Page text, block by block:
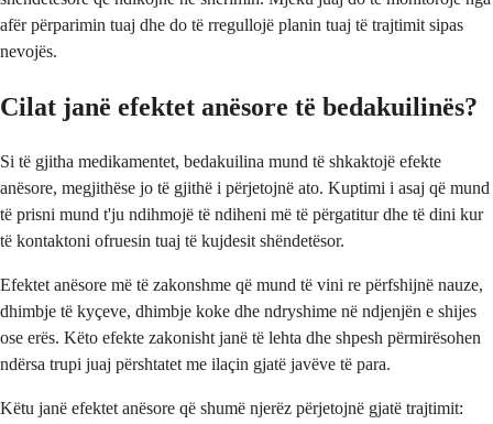
afër përparimin tuaj dhe do të rregullojë planin tuaj të trajtimit sipas
nevojës.
Cilat janë efektet anësore të bedakuilinës?
Si të gjitha medikamentet, bedakuilina mund të shkaktojë efekte
anësore, megjithëse jo të gjithë i përjetojnë ato. Kuptimi i asaj që mund
të prisni mund t'ju ndihmojë të ndiheni më të përgatitur dhe të dini kur
të kontaktoni ofruesin tuaj të kujdesit shëndetësor.
Efektet anësore më të zakonshme që mund të vini re përfshijnë nauze,
dhimbje të kyçeve, dhimbje koke dhe ndryshime në ndjenjën e shijes
ose erës. Këto efekte zakonisht janë të lehta dhe shpesh përmirësohen
ndërsa trupi juaj përshtatet me ilaçin gjatë javëve të para.
Këtu janë efektet anësore që shumë njerëz përjetojnë gjatë trajtimit: